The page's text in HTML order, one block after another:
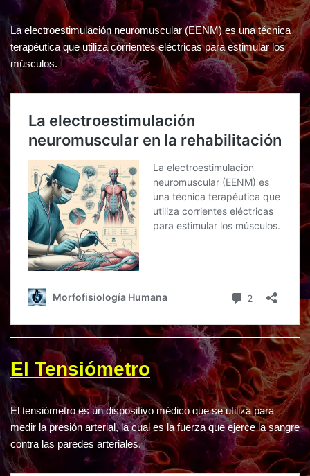
La electroestimulación neuromuscular (EENM) es una técnica
terapéutica que utiliza corrientes eléctricas para estimular los
músculos.
El Tensiómetro
El tensiómetro es un dispositivo médico que se utiliza para
medir la presión arterial, la cual es la fuerza que ejerce la sangre
contra las paredes arteriales.